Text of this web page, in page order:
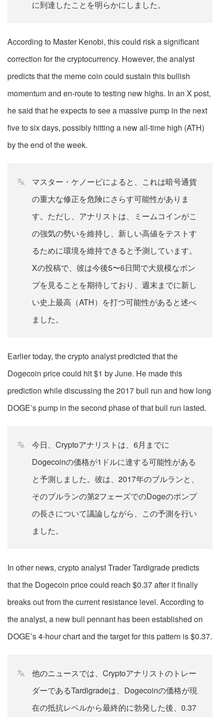
に到達したことを明らかにしました。
According to Master Kenobi, this could risk a significant
correction for the cryptocurrency. However, the analyst
predicts that the meme coin could sustain this bullish
momentum and en-route to testing new highs. In an X post,
he said that he expects to see a massive pump in the next
five to six days, possibly hitting a new all-time high (ATH)
by the end of the week.
マスター・ケノービによると、これは暗号通貨
の重大な修正を危険にさらす可能性がありま
す。ただし、アナリストは、ミームコインがこ
の強気の勢いを維持し、新しい高値をテストす
るために環境を維持できると予測しています。
Xの投稿で、彼は今後5〜6日間で大規模なポン
プを見ることを期待しており、週末までに新し
い史上最高（ATH）を打つ可能性があると述べ
ました。
Earlier today, the crypto analyst predicted that the
Dogecoin price could hit $1 by June. He made this
prediction while discussing the 2017 bull run and how long
DOGE’s pump in the second phase of that bull run lasted.
今日、Cryptoアナリストは、6月までに
Dogecoinの価格が1ドルに達する可能性がある
と予測しました。彼は、2017年のブルランと、
そのブルランの第2フェーズでのDogeのポンプ
の長さについて議論しながら、この予測を行い
ました。
In other news, crypto analyst Trader Tardigrade predicts
that the Dogecoin price could reach $0.37 after it finally
breaks out from the current resistance level. According to
the analyst, a new bull pennant has been established on
DOGE’s 4-hour chart and the target for this pattern is $0.37.
他のニュースでは、Cryptoアナリストのトレー
ダーであるTardigradeは、Dogecoinの価格が現
在の抵抗レベルから最終的に勃発した後、0.37